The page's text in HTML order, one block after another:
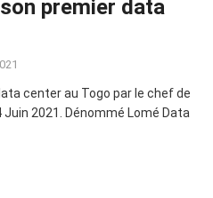
premier data
center au Togo par le chef de
Juin 2021. Dénommé Lomé Data